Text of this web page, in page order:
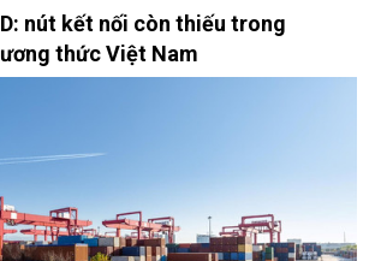
nút kết nối còn thiếu trong
thức Việt Nam